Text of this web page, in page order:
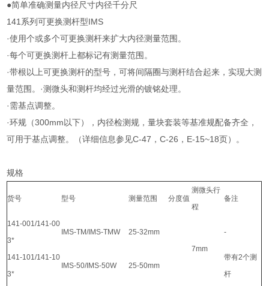
●简单准确测量内径尺寸内径千分尺
141系列可更换测杆型IMS
·使用个或多个可更换测杆来扩大内径测量范围。
·每个可更换测杆上都标记有测量范围。
·带根以上可更换测杆的型号，可将间隔圈与测杆结合起来，实现大测
量范围。·测微头和测杆均经过光滑的镀铭处理。
·需基点调整。
·环规（300mm以下），内径检测规，量块套装等基准规配备齐全，
可用于基点调整。（详细信息参见C-47，C-26，E-15~18页）。
规格
货号 型号 测量范围 分度值
测微头行
程
备注
141-001/141-00
3*
IMS-TM/IMS-TMW 25-32mm
7mm
-
141-101/141-10
3*
IMS-50/IMS-50W 25-50mm
带有2个测
杆